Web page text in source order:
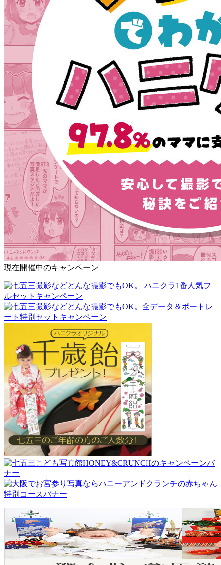
現在開催中のキャンペーン